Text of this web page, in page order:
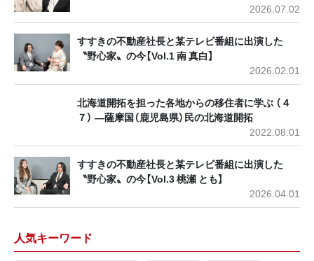
2026.07.02
すすきの不動産社長と某テレビ番組に出演した
〝野心家〟の今【Vol.1 南 真白】
2026.02.01
北海道開拓を担った各地からの移住者に学ぶ （４
７） ―薩摩国（鹿児島県）民の北海道開拓
2022.08.01
すすきの不動産社長と某テレビ番組に出演した
〝野心家〟の今【Vol.3 桃瀬 とも】
2026.04.01
人気キーワード